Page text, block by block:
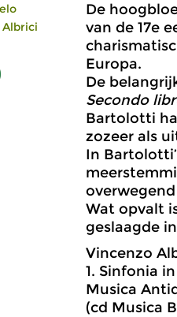
De
van de 17e
Europa.
De
Secondo
Bartolotti
zozeer als
In
Wat opvalt
geslaagde
Vincenzo
1. Sinfonia
Musica
(cd Musica